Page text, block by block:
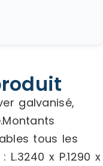
galvanisé,
tous les
x P.1290 x